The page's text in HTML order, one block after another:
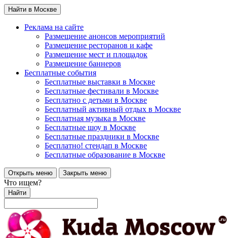
Найти в Москве
Реклама на сайте
Размещение анонсов мероприятий
Размещение ресторанов и кафе
Размещение мест и площадок
Размещение баннеров
Бесплатные события
Бесплатные выставки в Москве
Бесплатные фестивали в Москве
Бесплатно с детьми в Москве
Бесплатный активный отдых в Москве
Бесплатная музыка в Москве
Бесплатные шоу в Москве
Бесплатные праздники в Москве
Бесплатно! стендап в Москве
Бесплатные образование в Москве
Открыть меню Закрыть меню
Что ищем?
Найти